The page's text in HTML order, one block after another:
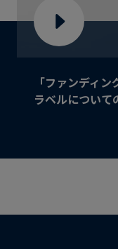
「ファンディ
ラベルについて